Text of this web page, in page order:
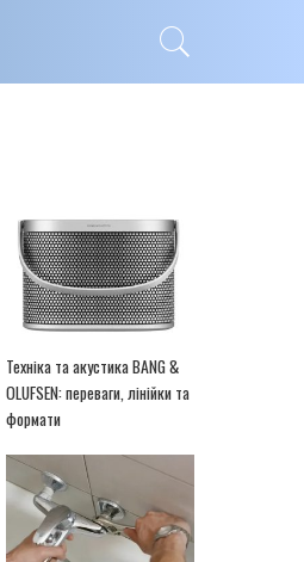
Техніка та акустика BANG &
OLUFSEN: переваги, лінійки та
формати